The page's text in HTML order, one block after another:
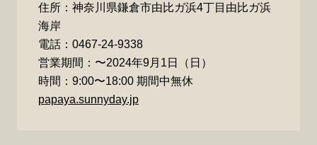
住所：神奈川県鎌倉市由比ガ浜4丁目由比ガ浜
海岸
電話：0467-24-9338
営業期間：〜2024年9月1日（日）
時間：9:00〜18:00 期間中無休
papaya.sunnyday.jp